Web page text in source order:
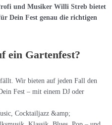
und Musiker Willi Streb bietet
Dein Fest genau die richtigen
ein Gartenfest?
Wir bieten auf jeden Fall den
Fest – mit einem DJ oder
Cocktailjazz &amp;